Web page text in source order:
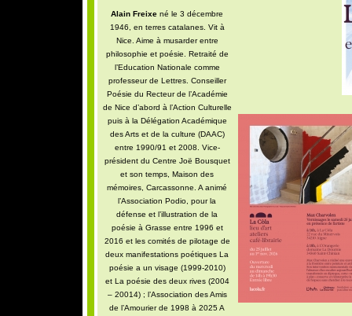
Alain Freixe né le 3 décembre
1946, en terres catalanes. Vit à
Nice. Aime à musarder entre
philosophie et poésie. Retraité de
l’Education Nationale comme
professeur de Lettres. Conseiller
Poésie du Recteur de l’Académie
de Nice d’abord à l’Action Culturelle
puis à la Délégation Académique
des Arts et de la culture (DAAC)
entre 1990/91 et 2008. Vice-
président du Centre Joë Bousquet
et son temps, Maison des
mémoires, Carcassonne. A animé
l’Association Podio, pour la
défense et l’illustration de la
poésie à Grasse entre 1996 et
2016 et les comités de pilotage de
deux manifestations poétiques La
poésie a un visage (1999-2010)
et La poésie des deux rives (2004
– 20014) ; l’Association des Amis
de l’Amourier de 1998 à 2025 A